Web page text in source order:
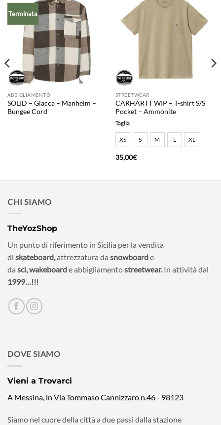
Terminata
ABBIGLIAMENTO
SOLID – Giacca – Manheim –
Bungee Cord
STREETWEAR
CARHARTT WIP – T-shirt S/S
Pocket – Ammonite
Taglia
XS S M L XL
35,00€
CHI SIAMO
TheYozShop
Un punto di riferimento in Sicilia per la vendita
di skateboard,attrezzatura da snowboarde
da sci,wakeboarde abbigliamentostreetwear.In attività dal
1999…!!!
DOVE SIAMO
Vieni a Trovarci
A Messina, in Via Tommaso Cannizzaro n.46 - 98123
Siamo nel cuore della città a due passi dalla stazione